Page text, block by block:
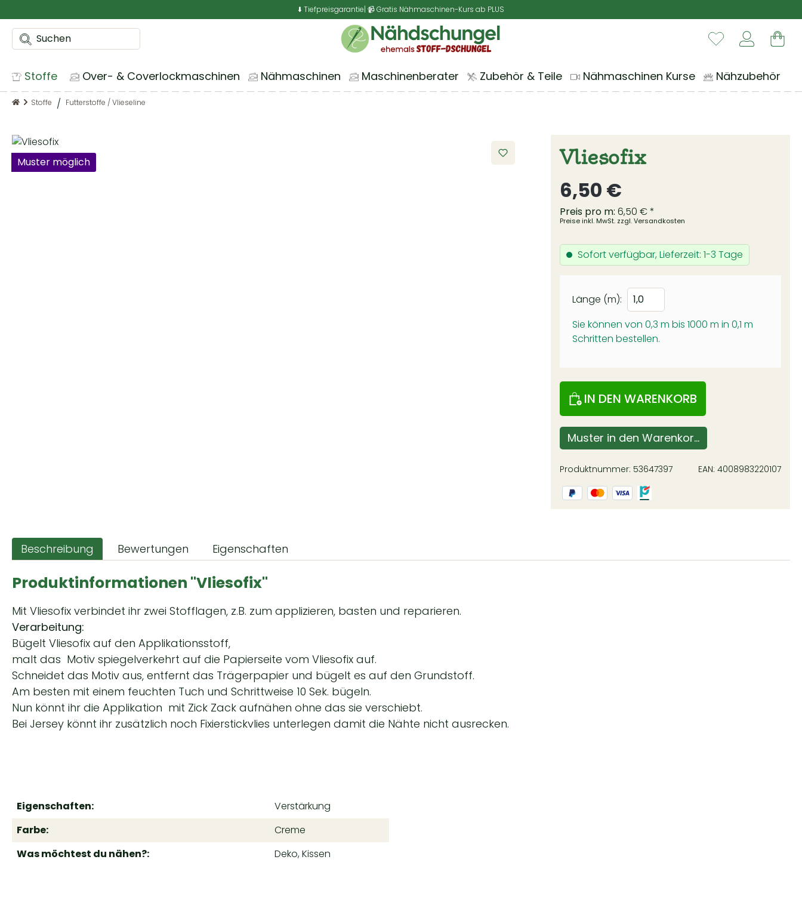
⬇️ Tiefpreisgarantie| 📹 Gratis Nähmaschinen-Kurs ab PLUS
Du hast 0
Stoffe Over- & Coverlockmaschinen Nähmaschinen Maschinenberater Zubehör & Teile Nähmaschinen Kurse Nähzubehör
Stoffe Futterstoffe / Vlieseline
Muster möglich
Bildergalerie überspringen
Vliesofix
Regulärer Preis:
6,50 €
Preis pro m: 6,50 € *
Preise inkl. MwSt. zzgl. Versandkosten
Sofort verfügbar, Lieferzeit: 1-3 Tage
Länge (m):
Sie können von 0,3 m bis 1000 m in 0,1 m
Schritten bestellen.
IN DEN WARENKORB
Muster in den Warenkorb
Produktnummer: 53647397 EAN: 4008983220107
Beschreibung Bewertungen Eigenschaften
Produktinformationen "Vliesofix"
Mit Vliesofix verbindet ihr zwei Stofflagen, z.B. zum applizieren, basten und reparieren.
Verarbeitung:
Bügelt Vliesofix auf den Applikationsstoff,
malt das Motiv spiegelverkehrt auf die Papierseite vom Vliesofix auf.
Schneidet das Motiv aus, entfernt das Trägerpapier und bügelt es auf den Grundstoff.
Am besten mit einem feuchten Tuch und Schrittweise 10 Sek. bügeln.
Nun könnt ihr die Applikation mit Zick Zack aufnähen ohne das sie verschiebt.
Bei Jersey könnt ihr zusätzlich noch Fixierstickvlies unterlegen damit die Nähte nicht ausrecken.
Eigenschaften:
Verstärkung
Farbe:
Creme
Was möchtest du nähen?:
Deko, Kissen